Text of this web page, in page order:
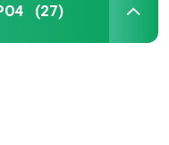
(27)